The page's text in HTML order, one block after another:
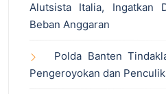
Alutsista Italia, Ingatkan
Beban Anggaran
Polda Banten
Pengeroyokan dan